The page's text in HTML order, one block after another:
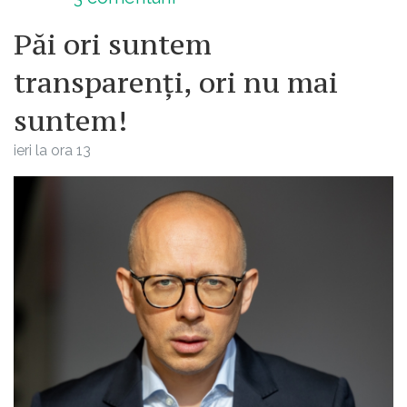
Păi ori suntem
transparenți, ori nu mai
suntem!
ieri la ora 13